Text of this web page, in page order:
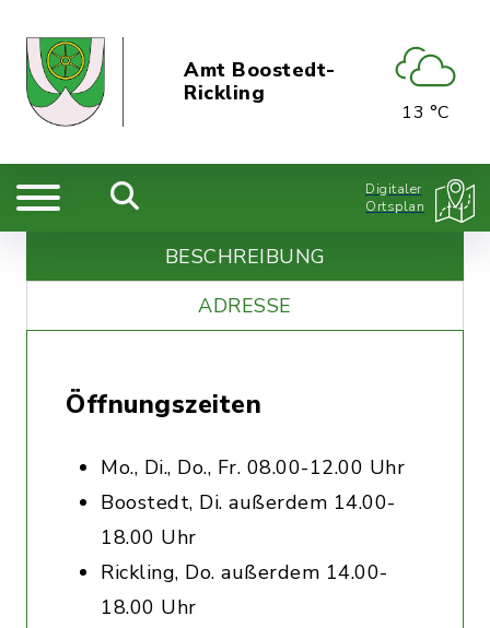
Amt Boostedt-
Rickling
13 °C
Digitaler
Ortsplan
BESCHREIBUNG
ADRESSE
Öffnungszeiten
Mo., Di., Do., Fr. 08.00-12.00 Uhr
Boostedt, Di. außerdem 14.00-
18.00 Uhr
Rickling, Do. außerdem 14.00-
18.00 Uhr